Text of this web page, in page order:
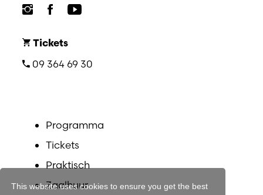
This website uses cookies to ensure you get the best
Tickets
09 364 69 30
Programma
Tickets
Praktisch
Zaalhuur